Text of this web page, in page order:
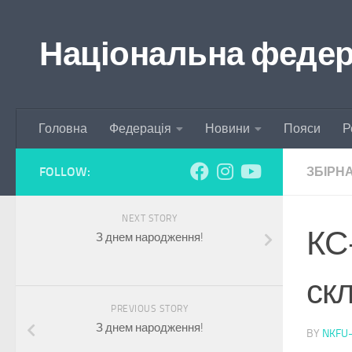
Національна
Головна Федерація Новини Пояси
BY
FOLLOW:
NEXT STORY
З днем народження!
PREVIOUS STORY
З днем народження!